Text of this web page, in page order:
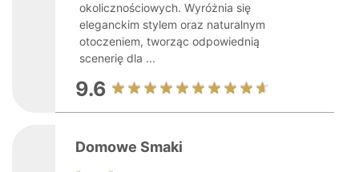
okolicznościowych. Wyróżnia się
eleganckim stylem oraz naturalnym
otoczeniem, tworząc odpowiednią
scenerię dla ...
9.6
Domowe Smaki